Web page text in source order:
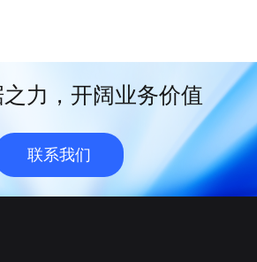
力，开阔业务价值
联系我们